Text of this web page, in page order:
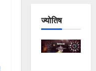
ज्योतिष